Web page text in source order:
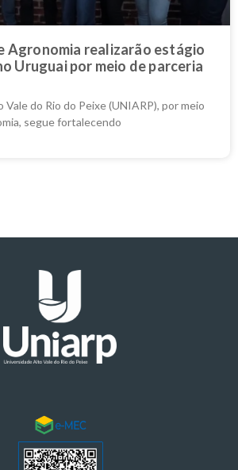
Agronomia realizarão estágio
Uruguai por meio de parceria
do Rio do Peixe (UNIARP), por meio
segue fortalecendo